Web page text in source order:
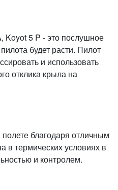
5 P - это послушное
будет расти. Пилот
и использовать
отклика крыла на
благодаря отличным
в термических условиях в
и контролем.